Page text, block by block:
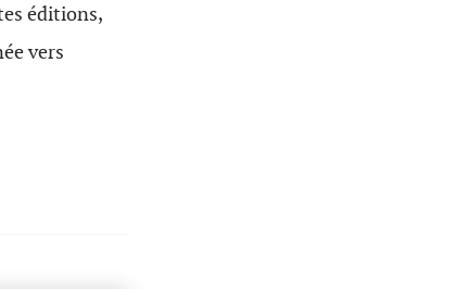
éditions,
vers